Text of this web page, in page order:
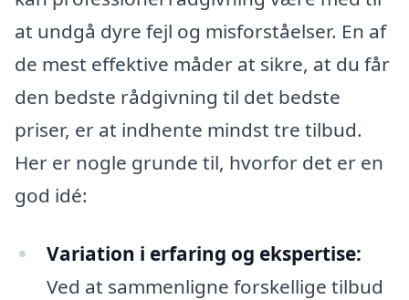
at undgå dyre fejl og misforståelser. En af
de mest effektive måder at sikre, at du får
den bedste rådgivning til det bedste
priser, er at indhente mindst tre tilbud.
Her er nogle grunde til, hvorfor det er en
god idé:
Variation i erfaring og ekspertise:
Ved at sammenligne forskellige tilbud